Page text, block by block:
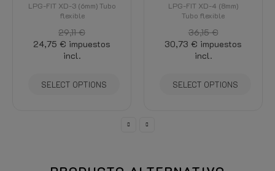
LPG-FIT XD-4 (8mm)
Tubo flexible
36,15 €
30,73 € impuestos
incl.
SELECT OPTIONS
Tubería de cobre
46,19 € impuestos
incl.